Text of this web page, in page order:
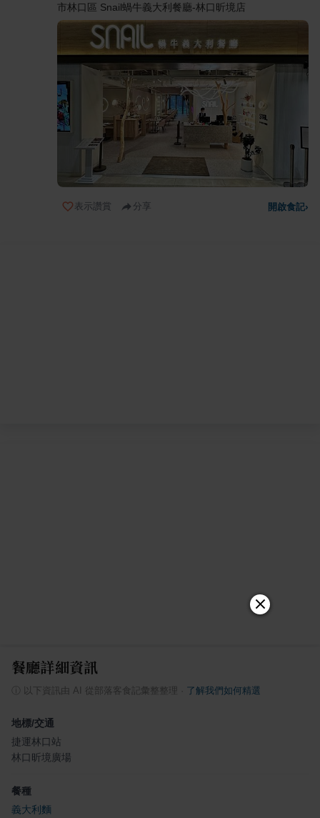
市林口區 Snail蝸牛義大利餐廳-林口昕境店
表示讚賞 分享 開啟食記›
餐廳詳細資訊
以下資訊由 AI 從部落客食記彙整整理 了解我們如何精選
地標/交通
捷運林口站
林口昕境廣場
餐種
義大利麵